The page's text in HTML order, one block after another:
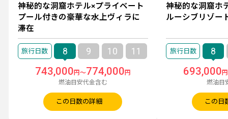
神秘的な洞窟ホテル×プライベート
プール付きの豪華な水上ヴィラに
滞在
8 9 10 11
743,000 円～774,000 円
燃油目安代金含む
この日数の詳細
神秘的な洞窟ホ
ルーシブリゾー
8
693,000
燃油目
この日